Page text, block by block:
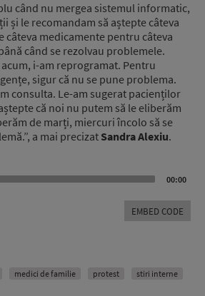
când nu mergea sistemul informatic,
și le recomandam să aștepte câteva
câteva medicamente pentru câteva
când se rezolvau problemele.
acum, i-am reprogramat. Pentru
sigur că nu se pune problema.
consulta. Le-am sugerat pacienților
că noi nu putem să le eliberăm
de marți, miercuri încolo să se
a mai precizat Sandra Alexiu.
00:00
EMBED CODE
medici de familie protest stiri interne